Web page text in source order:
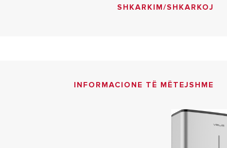
SHKARKIM/SHKARKOJ
INFORMACIONE TË MËTEJSHME